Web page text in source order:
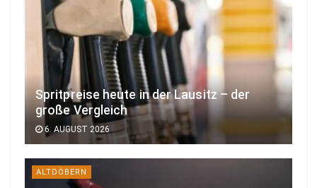
Spritpreise heute in der Lausitz – der
große Vergleich
6. AUGUST 2026
ALTDÖBERN